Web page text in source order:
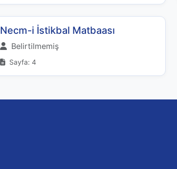
Necm-i İstikbal Matbaası
Belirtilmemiş
Sayfa: 4